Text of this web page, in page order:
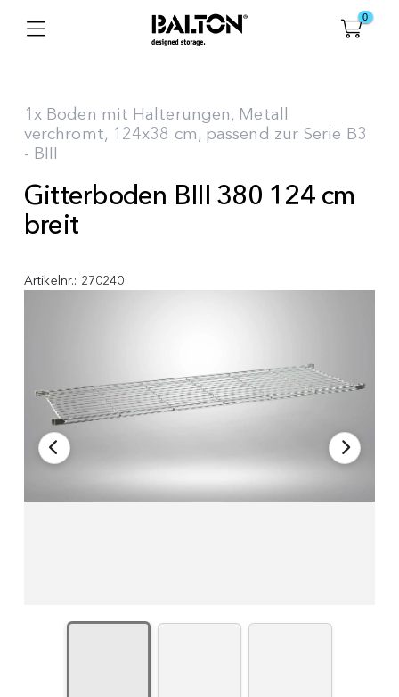
0
1x Boden mit Halterungen, Metall
verchromt, 124x38 cm, passend zur Serie B3
- BIII
Gitterboden BIII 380 124 cm
breit
Artikelnr.: 270240